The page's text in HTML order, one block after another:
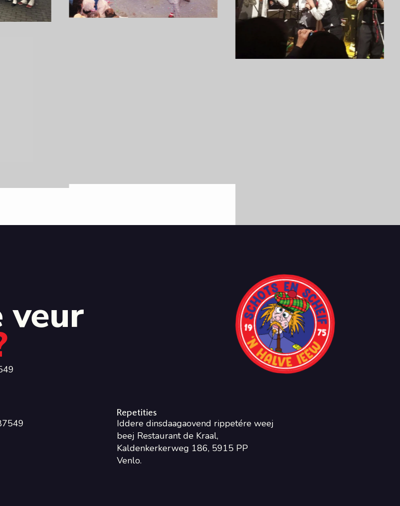
veur
Repetities
Iddere dinsdaagaovend rippetére weej
beej Restaurant de Kraal,
Kaldenkerkerweg 186, 5915 PP
Venlo.